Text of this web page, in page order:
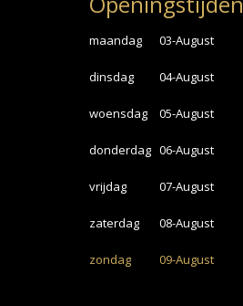
maandag 03-August
dinsdag
04-August
woensdag
05-August
donderdag 06-August
vrijdag
07-August
zaterdag
08-August
zondag
09-August